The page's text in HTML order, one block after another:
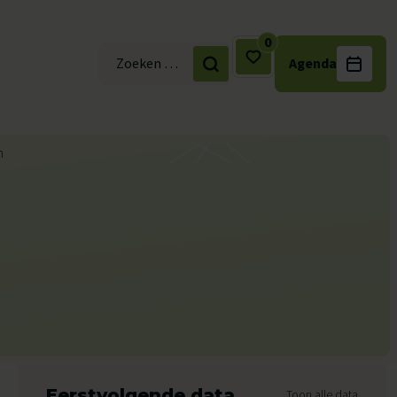
Zoek naar:
0
Agenda